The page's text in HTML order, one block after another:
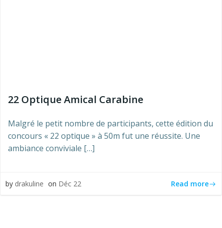
22 Optique Amical Carabine
Malgré le petit nombre de participants, cette édition du
concours « 22 optique » à 50m fut une réussite. Une
ambiance conviviale […]
by drakuline on Déc 22 Read more